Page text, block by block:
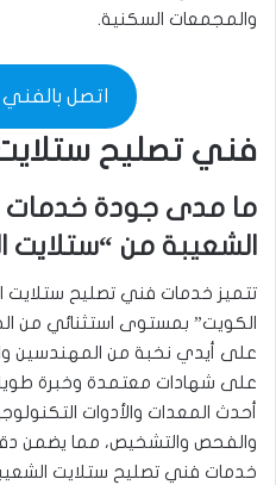
والمجمعات السكنية.
اتصل بالفني 96003833
فني تصليح
ما مدى جودة خدمات
الشعيبة من “ستلايت
تتميز خدمات فني تصليح ستلايت
الكويت” بمستوى استثنائي من
على أيدي نخبة من المهندسين
على شهادات معتمدة وخبرة
أحدث المعدات والأدوات
والفحص والتشخيص، مما يضمن
خدمات فني تصليح ستلايت